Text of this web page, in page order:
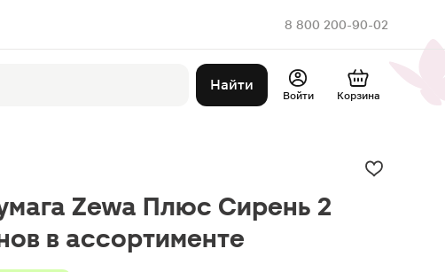
8 800 200-90-02
Найти
Войти Корзина
Zewa Плюс Сирень 2
в ассортименте